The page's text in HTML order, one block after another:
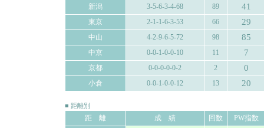
新潟 3-5-6-3-4-68 89 41
東京 2-1-1-6-3-53 66 29
中山 4-2-9-6-5-72 98 85
中京 0-0-1-0-0-10 11 7
京都 0-0-0-0-0-2 2 0
小倉 0-0-1-0-0-12 13 20
■ 距離別
距 離 成 績 回数
PW指数